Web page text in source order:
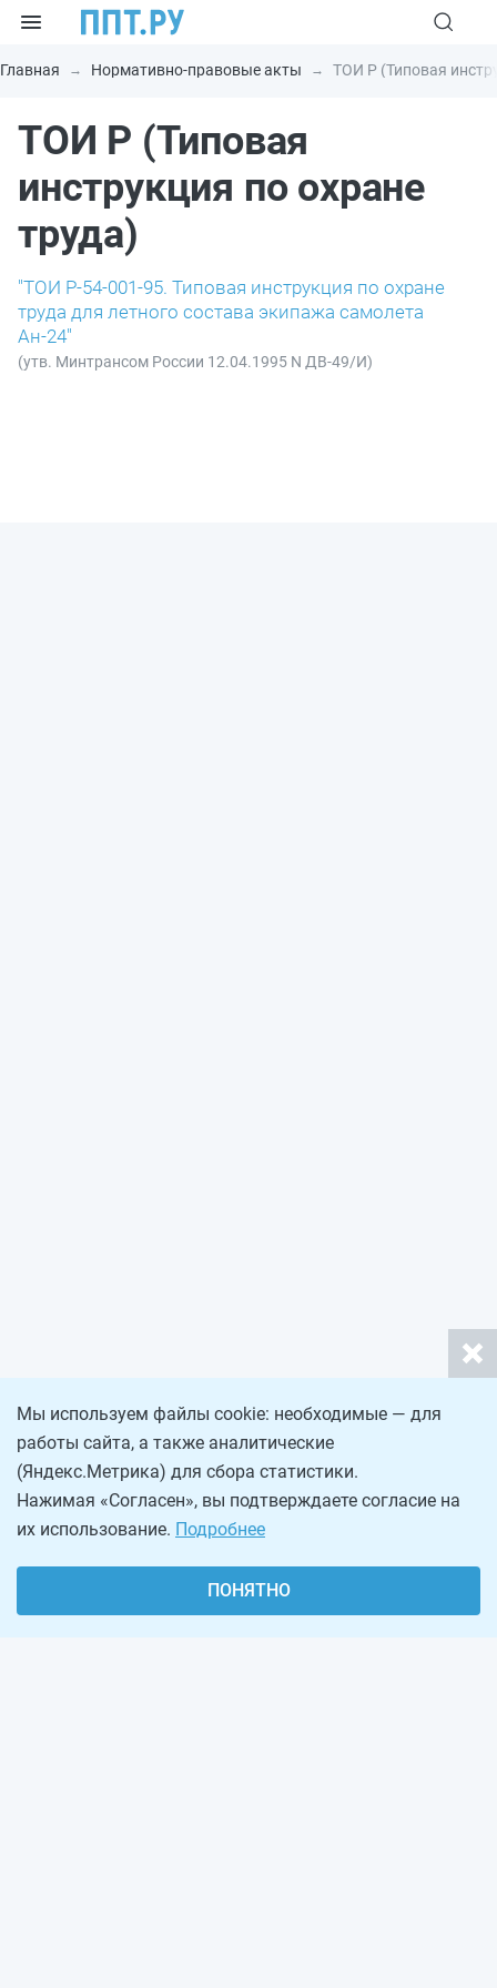
Главная Нормативно-правовые акты ТОИ Р (Типовая
ТОИ Р (Типовая
инструкция по охране
труда)
"ТОИ Р-54-001-95. Типовая инструкция по охране
труда для летного состава экипажа самолета
Ан-24"
(утв. Минтрансом России 12.04.1995 N ДВ-49/И)
Мы используем файлы cookie: необходимые — для
работы сайта, а также аналитические
(Яндекс.Метрика) для сбора статистики.
Нажимая «Согласен», вы подтверждаете согласие на
их использование. Подробнее
ПОНЯТНО